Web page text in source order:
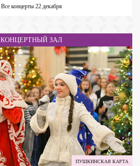
Все концерты 22 декабря
КОНЦЕРТНЫЙ ЗАЛ
ПУШКИНСКАЯ КАРТА